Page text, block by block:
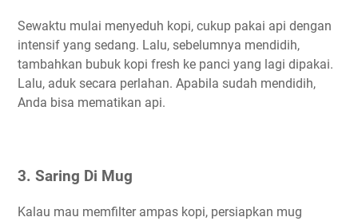
Sewaktu mulai menyeduh kopi, cukup pakai api dengan
intensif yang sedang. Lalu, sebelumnya mendidih,
tambahkan bubuk kopi fresh ke panci yang lagi dipakai.
Lalu, aduk secara perlahan. Apabila sudah mendidih,
Anda bisa mematikan api.
3. Saring Di Mug
Kalau mau memfilter ampas kopi, persiapkan mug